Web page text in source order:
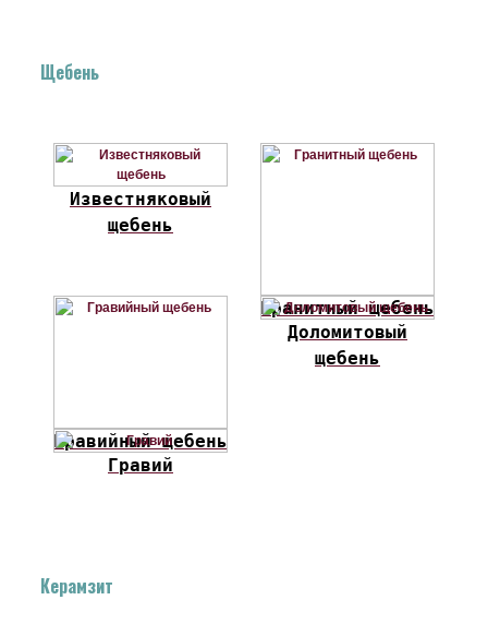
Щебень
Известняковый
щебень
Гранитный щебень
Гравийный щебень
Доломитовый
щебень
Гравий
Керамзит